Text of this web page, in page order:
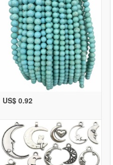
US$ 0.92